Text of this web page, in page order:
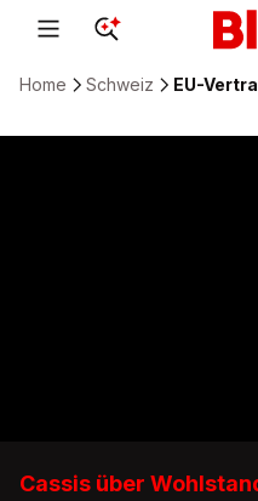
Home Schweiz EU-
Cassis über